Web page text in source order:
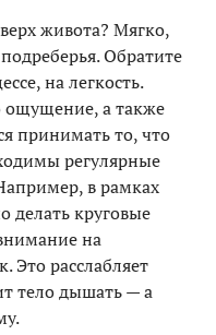
живота? Мягко,
Обратите
на легкость.
ощущение, а также
принимать то, что
регулярные
в рамках
круговые
на
Это расслабляет
тело дышать — а